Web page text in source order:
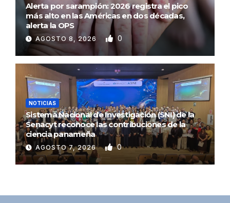
Alerta por sarampión: 2026 registra el pico
más alto en las Américas en dos décadas,
alerta la OPS
AGOSTO 8, 2026 0
NOTICIAS
Sistema Nacional de Investigación (SNI) de la
Senacyt reconoce las contribuciones de la
ciencia panameña
AGOSTO 7, 2026 0